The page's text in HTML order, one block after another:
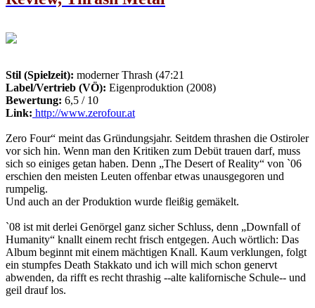
Stil (Spielzeit): moderner Thrash (47:21
Label/Vertrieb (VÖ): Eigenproduktion (2008)
Bewertung: 6,5 / 10
Link: http://www.zerofour.at
Zero Four“ meint das Gründungsjahr. Seitdem thrashen die Ostiroler
vor sich hin. Wenn man den Kritiken zum Debüt trauen darf, muss
sich so einiges getan haben. Denn „The Desert of Reality“ von `06
erschien den meisten Leuten offenbar etwas unausgegoren und
rumpelig.
Und auch an der Produktion wurde fleißig gemäkelt.
`08 ist mit derlei Genörgel ganz sicher Schluss, denn „Downfall of
Humanity“ knallt einem recht frisch entgegen. Auch wörtlich: Das
Album beginnt mit einem mächtigen Knall. Kaum verklungen, folgt
ein stumpfes Death Stakkato und ich will mich schon genervt
abwenden, da rifft es recht thrashig --alte kalifornische Schule-- und
geil drauf los.